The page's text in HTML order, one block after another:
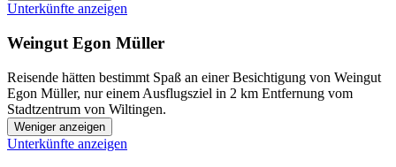
Unterkünfte anzeigen
Weingut Egon Müller
Reisende hätten bestimmt Spaß an einer Besichtigung von Weingut
Egon Müller, nur einem Ausflugsziel in 2 km Entfernung vom
Stadtzentrum von Wiltingen.
Weniger anzeigen
Unterkünfte anzeigen